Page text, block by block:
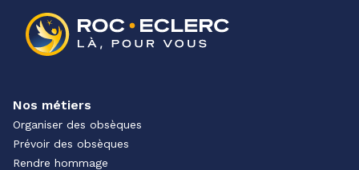
Nos métiers
Organiser des obsèques
Prévoir des obsèques
Rendre hommage